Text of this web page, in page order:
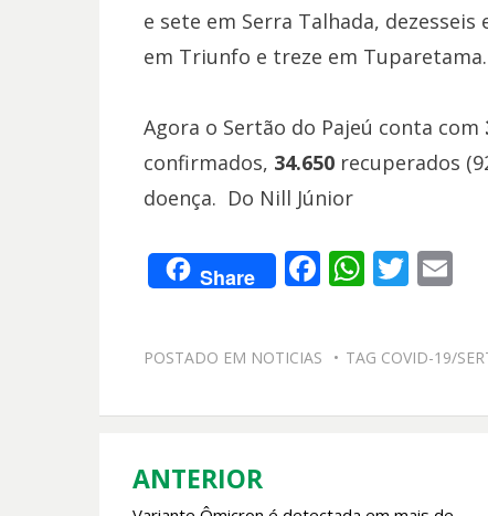
e sete em Serra Talhada,
em Triunfo e treze em Tuparetama.
Agora o Sertão do Pajeú conta com
confirmados, 34.650recuperados
doença. Do Nill Júnior
Share F
b
o
W
s
A
T
er
E
l
POSTADO EM NOTICIAS TAG COVID-19/
Navegação
ANTERIOR